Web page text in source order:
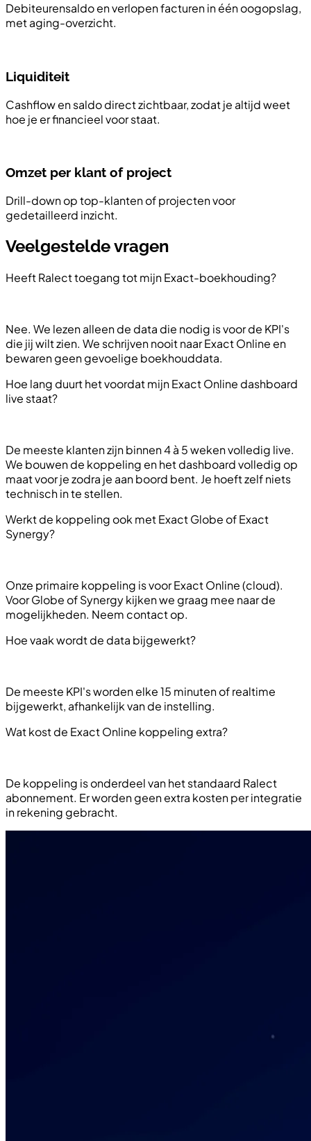
Debiteurensaldo en verlopen facturen in één oogopslag,
met aging-overzicht.
Liquiditeit
Cashflow en saldo direct zichtbaar, zodat je altijd weet
hoe je er financieel voor staat.
Omzet per klant of project
Drill-down op top-klanten of projecten voor
gedetailleerd inzicht.
Veelgestelde vragen
Heeft Ralect toegang tot mijn Exact-boekhouding?
Nee. We lezen alleen de data die nodig is voor de KPI's
die jij wilt zien. We schrijven nooit naar Exact Online en
bewaren geen gevoelige boekhouddata.
Hoe lang duurt het voordat mijn Exact Online dashboard
live staat?
De meeste klanten zijn binnen 4 à 5 weken volledig live.
We bouwen de koppeling en het dashboard volledig op
maat voor je zodra je aan boord bent. Je hoeft zelf niets
technisch in te stellen.
Werkt de koppeling ook met Exact Globe of Exact
Synergy?
Onze primaire koppeling is voor Exact Online (cloud).
Voor Globe of Synergy kijken we graag mee naar de
mogelijkheden. Neem contact op.
Hoe vaak wordt de data bijgewerkt?
De meeste KPI's worden elke 15 minuten of realtime
bijgewerkt, afhankelijk van de instelling.
Wat kost de Exact Online koppeling extra?
De koppeling is onderdeel van het standaard Ralect
abonnement. Er worden geen extra kosten per integratie
in rekening gebracht.